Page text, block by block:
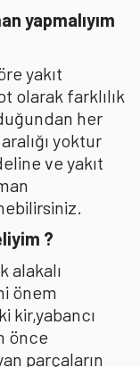
yapmalıyım
yakıt
olarak farklılık
her
yoktur
ve yakıt
?
alakalı
önem
kir,yabancı
önce
parçaların